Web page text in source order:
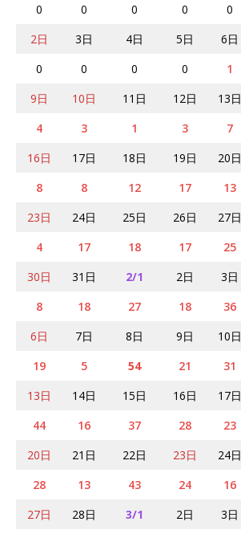
0
0 0 0 0
2日
3日 4日 5日 6日
0
0 0 0 1
9日
10日 11日 12日 13日
4
3 1 3 7
16日
17日 18日 19日 20日
8
8 12 17 13
23日
24日 25日 26日 27日
4
17 18 17 25
30日
31日 2/1 2日 3日
8
18 27 18 36
6日
7日 8日 9日 10日
19
5 54 21 31
13日
14日 15日 16日 17日
44
16 37 28 23
20日
21日 22日 23日 24日
28
13 43 24 16
27日
28日 3/1 2日 3日